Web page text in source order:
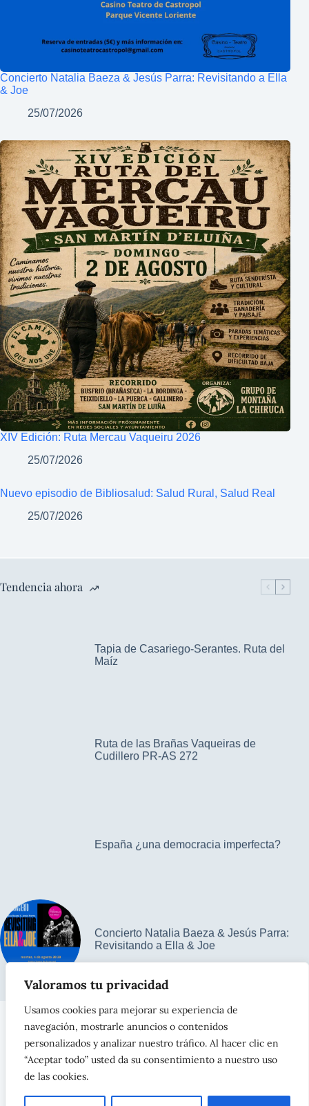
Valoramos tu privacidad
Usamos cookies para mejorar su experiencia de
navegación, mostrarle anuncios o contenidos
personalizados y analizar nuestro tráfico. Al hacer clic en
“Aceptar todo” usted da su consentimiento a nuestro uso
de las cookies.
Concierto Natalia Baeza & Jesús Parra: Revisitando a Ella
& Joe
25/07/2026
XIV Edición: Ruta Mercau Vaqueiru 2026
25/07/2026
Nuevo episodio de Bibliosalud: Salud Rural, Salud Real
25/07/2026
Tendencia ahora
Tapia de Casariego-Serantes. Ruta del
Maíz
Ruta de las Brañas Vaqueiras de
Cudillero PR-AS 272
España ¿una democracia imperfecta?
Concierto Natalia Baeza & Jesús Parra:
Revisitando a Ella & Joe
Contacto Aviso legal
Política de privacidad
Política de cookies
ASTURISIMOS – Navia – Asturias –
Tel. 698 187 887